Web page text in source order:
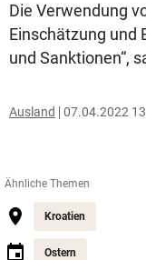
Die Verwendung
Einschätzung und
und Sanktionen“,
Ausland 07.04.2022
Ähnliche Themen
Kroatien
Ostern